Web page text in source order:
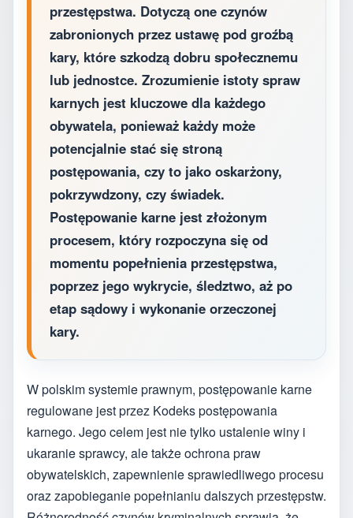
przestępstwa. Dotyczą one czynów
zabronionych przez ustawę pod groźbą
kary, które szkodzą dobru społecznemu
lub jednostce. Zrozumienie istoty spraw
karnych jest kluczowe dla każdego
obywatela, ponieważ każdy może
potencjalnie stać się stroną
postępowania, czy to jako oskarżony,
pokrzywdzony, czy świadek.
Postępowanie karne jest złożonym
procesem, który rozpoczyna się od
momentu popełnienia przestępstwa,
poprzez jego wykrycie, śledztwo, aż po
etap sądowy i wykonanie orzeczonej
kary.
W polskim systemie prawnym, postępowanie karne
regulowane jest przez Kodeks postępowania
karnego. Jego celem jest nie tylko ustalenie winy i
ukaranie sprawcy, ale także ochrona praw
obywatelskich, zapewnienie sprawiedliwego procesu
oraz zapobieganie popełnianiu dalszych przestępstw.